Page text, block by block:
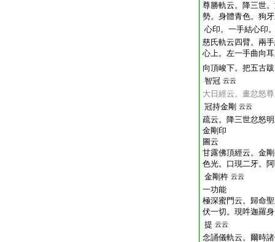
尊勝軌云。降三世
勢。身體青色。狗
心印。一手結心印
慈氏軌云四臂。兩
心上。左一手曲向
向頂峻下。把五古跋
智冠 云云
大日經云。畫忿怒
冠持金剛 云云
疏云。降三世忿怒
金剛印
圖云
甘露佛頂經云。金
色光。口現二牙。
金剛杵 云云
一功能
極深蜜門云。歸命
伏一切。現吽迦羅
提 云云
念誦儀軌云。爾時